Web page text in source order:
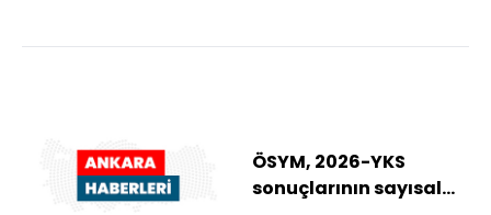
ÖSYM, 2026-YKS
sonuçlarının sayısal